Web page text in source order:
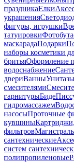
праздникаЕлки
украшения
фигуры, игрушки
татуировки
маскарадаПодарки
наборы косметики
бритьяОформление
водоснабжение
двериВанныУнитазы
смесителями
гарнитурыБиде
гидромассажем
насосыПроточные
кувшины
фильтров
сантехнические
систем
полипропиленовые